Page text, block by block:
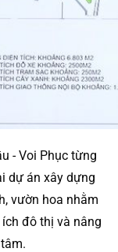
- Voi Phục từng
dự án xây dựng
vườn hoa nhằm
đô thị và nâng